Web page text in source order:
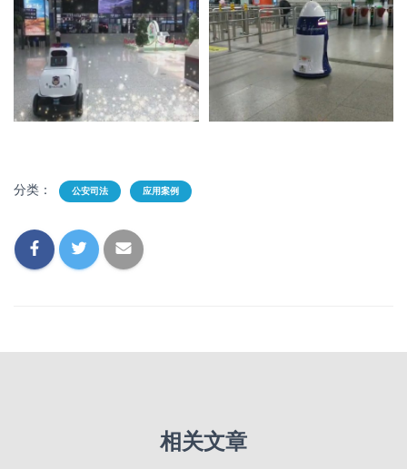
分类： 公安司法 应用案例
相关文章